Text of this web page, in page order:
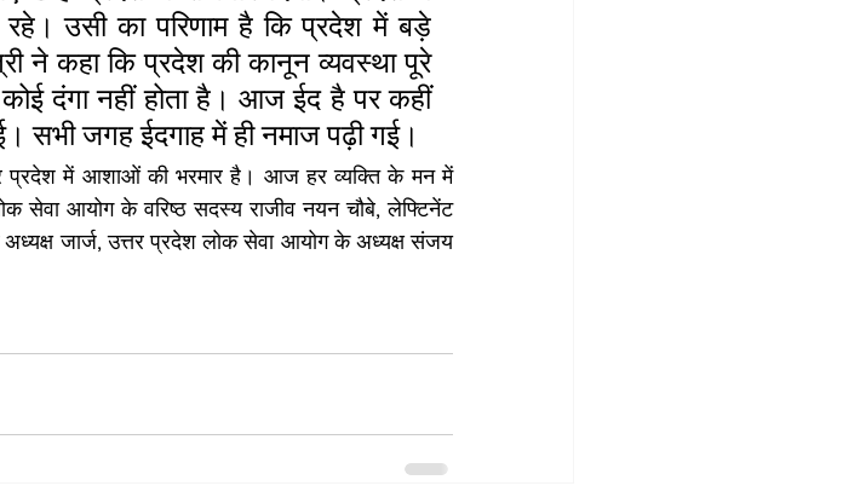
उसी का परिणाम है कि प्रदेश में बड़े
ने कहा कि प्रदेश की कानून व्यवस्था पूरे
दंगा नहीं होता है। आज ईद है पर कहीं
सभी जगह ईदगाह में ही नमाज पढ़ी गई।
प्रदेश में आशाओं की भरमार है। आज हर व्यक्ति के मन में
आयोग के वरिष्ठ सदस्य राजीव नयन चौबे, लेफ्टिनेंट
जार्ज, उत्तर प्रदेश लोक सेवा आयोग के अध्यक्ष संजय